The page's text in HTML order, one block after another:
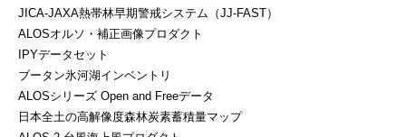
JICA-JAXA熱帯林早期警戒システム（JJ-FAST）
ALOSオルソ・補正画像プロダクト
IPYデータセット
ブータン氷河湖インベントリ
ALOSシリーズ Open and Freeデータ
日本全土の高解像度森林炭素蓄積量マップ